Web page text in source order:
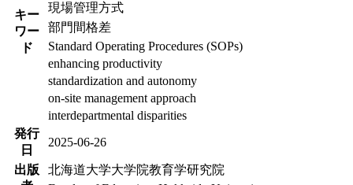
キー
ワー
ド
現場管理方式
部門間格差
Standard Operating Procedures (SOPs)
enhancing productivity
standardization and autonomy
on-site management approach
interdepartmental disparities
発行
日
2025-06-26
出版
北海道大学大学院教育学研究院